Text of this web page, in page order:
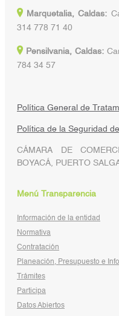
Marquetalia, Caldas:
314 778 71 40
Pensilvania, Caldas:
784 34 57
Política General de
Política de la Seguridad
CÁMARA DE
BOYACÁ, PUERTO
Menú Transparencia
Información de la entidad
Normativa
Contratación
Planeación, Presupuesto e
Trámites
Participa
Datos Abiertos